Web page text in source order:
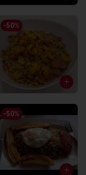
-50%
-50%